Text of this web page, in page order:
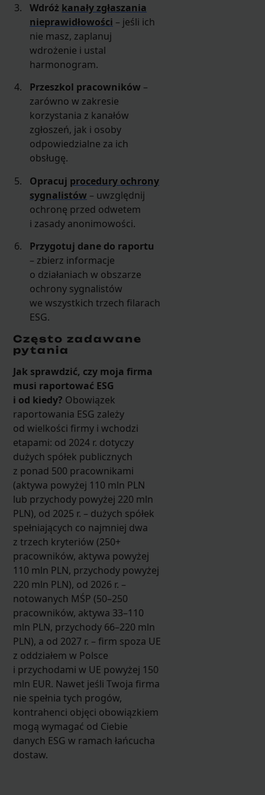
Wdróż kanały zgłaszania
nieprawidłowości – jeśli ich
nie masz, zaplanuj
wdrożenie i ustal
harmonogram.
Przeszkol pracowników –
zarówno w zakresie
korzystania z kanałów
zgłoszeń, jak i osoby
odpowiedzialne za ich
obsługę.
Opracuj procedury ochrony
sygnalistów – uwzględnij
ochronę przed odwetem
i zasady anonimowości.
Przygotuj dane do raportu
– zbierz informacje
o działaniach w obszarze
ochrony sygnalistów
we wszystkich trzech filarach
ESG.
Często zadawane
pytania
Jak sprawdzić, czy moja firma
musi raportować ESG
i od kiedy? Obowiązek
raportowania ESG zależy
od wielkości firmy i wchodzi
etapami: od 2024 r. dotyczy
dużych spółek publicznych
z ponad 500 pracownikami
(aktywa powyżej 110 mln PLN
lub przychody powyżej 220 mln
PLN), od 2025 r. – dużych spółek
spełniających co najmniej dwa
z trzech kryteriów (250+
pracowników, aktywa powyżej
110 mln PLN, przychody powyżej
220 mln PLN), od 2026 r. –
notowanych MŚP (50–250
pracowników, aktywa 33–110
mln PLN, przychody 66–220 mln
PLN), a od 2027 r. – firm spoza UE
z oddziałem w Polsce
i przychodami w UE powyżej 150
mln EUR. Nawet jeśli Twoja firma
nie spełnia tych progów,
kontrahenci objęci obowiązkiem
mogą wymagać od Ciebie
danych ESG w ramach łańcucha
dostaw.